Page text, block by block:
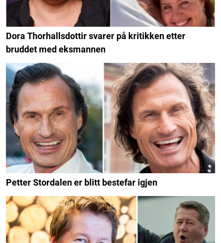
Dora Thorhallsdottir svarer på kritikken etter
bruddet med eksmannen
Petter Stordalen er blitt bestefar igjen